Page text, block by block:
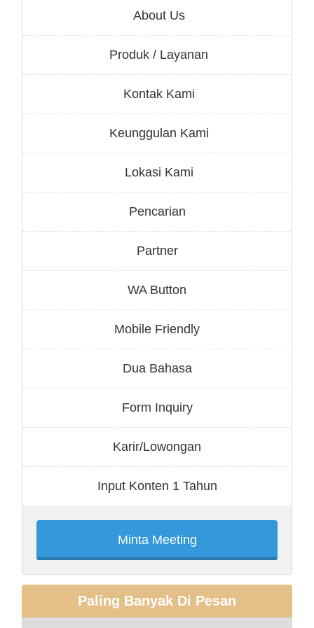
About Us
Produk / Layanan
Kontak Kami
Keunggulan Kami
Lokasi Kami
Pencarian
Partner
WA Button
Mobile Friendly
Dua Bahasa
Form Inquiry
Karir/Lowongan
Input Konten 1 Tahun
Minta Meeting
Paling Banyak Di Pesan